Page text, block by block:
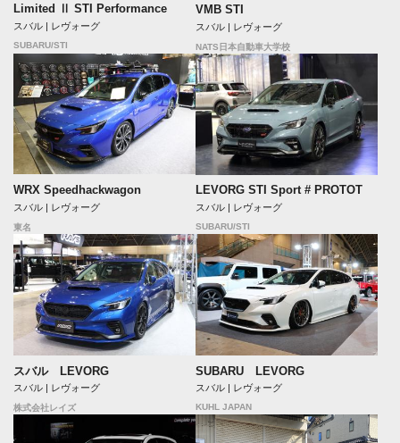
Limited Ⅱ STI Performance
スバル | レヴォーグ
SUBARU/STI
VMB STI
スバル | レヴォーグ
NATS日本自動車大学校
WRX Speedhackwagon
スバル | レヴォーグ
東名
LEVORG STI Sport # PROTOT
スバル | レヴォーグ
SUBARU/STI
スバル LEVORG
スバル | レヴォーグ
株式会社レイズ
SUBARU LEVORG
スバル | レヴォーグ
KUHL JAPAN